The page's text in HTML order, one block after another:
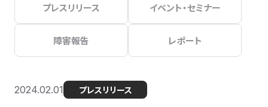
プレスリリース イベント・セミナー
障害報告 レポート
2024.02.01 プレスリリース